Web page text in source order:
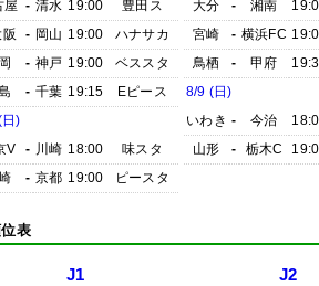
屋 - 清水 19:00
豊田ス
- 岡山 19:00
ハナサカ
- 神戸 19:00
ベススタ
- 千葉 19:15
Eピース
)
V
- 川崎 18:00
味スタ
- 京都 19:00 ピースタ
大分
- 湘南
宮崎
- 横浜FC
鳥栖
- 甲府
8/9 (日)
いわき - 今治
山形
- 栃木C
表
J1 J2